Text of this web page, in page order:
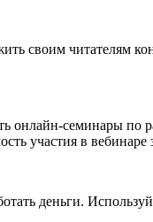
своим читателям
онлайн-семинары
участия в
деньги.